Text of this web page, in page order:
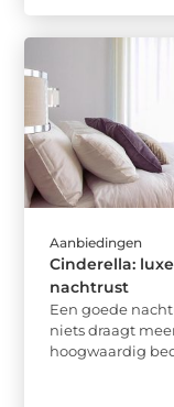
Aanbiedingen
Cinderella:
nachtrust
Een goede
niets draagt
hoogwaardig